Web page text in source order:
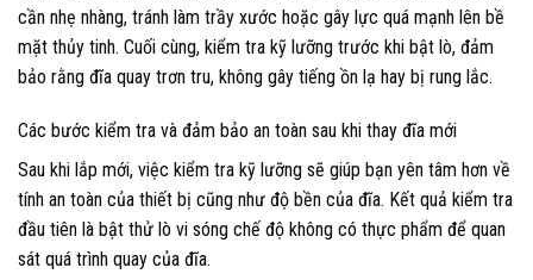
cần nhẹ nhàng, tránh làm trầy xước hoặc gây lực quá mạnh lên bề
mặt thủy tinh. Cuối cùng, kiểm tra kỹ lưỡng trước khi bật lò, đảm
bảo rằng đĩa quay trơn tru, không gây tiếng ồn lạ hay bị rung lắc.
Các bước kiểm tra và đảm bảo an toàn sau khi thay đĩa mới
Sau khi lắp mới, việc kiểm tra kỹ lưỡng sẽ giúp bạn yên tâm hơn về
tính an toàn của thiết bị cũng như độ bền của đĩa. Kết quả kiểm tra
đầu tiên là bật thử lò vi sóng chế độ không có thực phẩm để quan
sát quá trình quay của đĩa.